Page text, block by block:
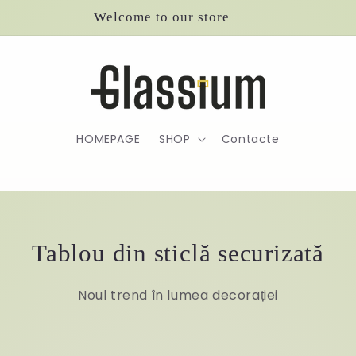
Welcome to our store
HOMEPAGE SHOP Contacte
Tablou din sticlă securizată
Noul trend în lumea decorației